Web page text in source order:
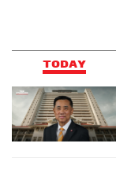
TODAY